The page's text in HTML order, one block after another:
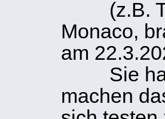
(z.B.
Monaco,
am
Sie
machen